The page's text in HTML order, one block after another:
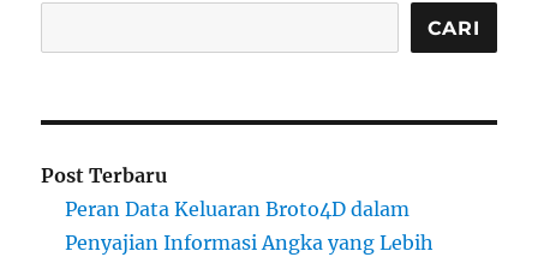
CARI
Post Terbaru
Peran Data Keluaran Broto4D dalam
Penyajian Informasi Angka yang Lebih